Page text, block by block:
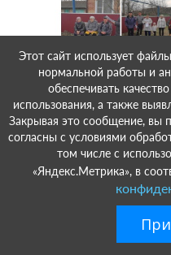
Уважаемые жители
На территории
«Программа поддержки
том, что на решение
поселений задач на
субсидии. Участие той
Этот сайт использует
нормальной работы и
обеспечивать
использования, а также
Закрывая это сообщение, вы
согласны с условиями
том числе с
«Яндекс.Метрика», в